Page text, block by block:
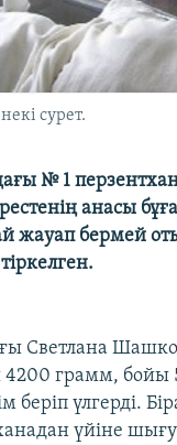
сурет.
№ 1
анасы
жауап бермей
Светлана
грамм, бойы
беріп үлгерді.
үйіне